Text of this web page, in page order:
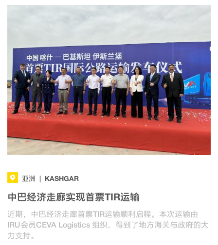
亚洲 KASHGAR
中巴经济走廊实现首票TIR运输
近期，中巴经济走廊首票TIR运输顺利启程。本次运输由
IRU会员CEVA Logistics 组织，得到了地方海关与政府的大
力支持。